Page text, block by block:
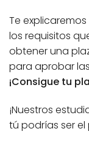
Te
los requisitos
obtener una
para aprobar
¡Consigue tu
¡Nuestros
tú podrías ser el